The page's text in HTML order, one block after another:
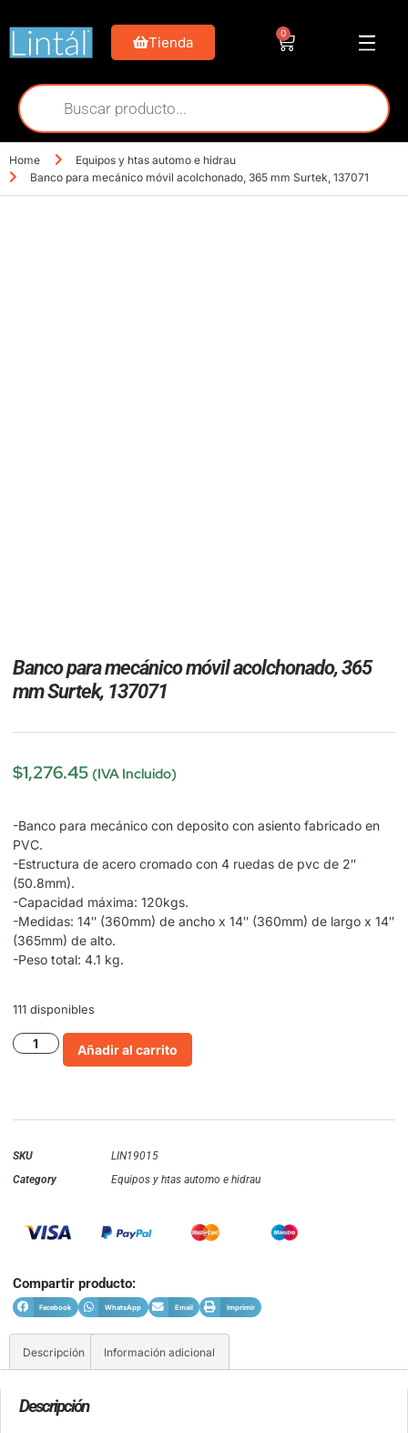
Tienda
0
Home
Equipos y htas automo e hidrau
Banco para mecánico móvil acolchonado, 365 mm Surtek, 137071
Banco para mecánico móvil acolchonado, 365
mm Surtek, 137071
$1,276.45 (IVA Incluido)
-Banco para mecánico con deposito con asiento fabricado en
PVC.
-Estructura de acero cromado con 4 ruedas de pvc de 2″
(50.8mm).
-Capacidad máxima: 120kgs.
-Medidas: 14″ (360mm) de ancho x 14″ (360mm) de largo x 14″
(365mm) de alto.
-Peso total: 4.1 kg.
111 disponibles
Añadir al carrito
SKU
LIN19015
Category
Equipos y htas automo e hidrau
Compartir producto:
Facebook WhatsApp Email Imprimir
Descripción Información adicional
Descripción